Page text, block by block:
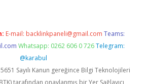
E-mail: backlinkpaneli@gmail.com Teams:
Whatsapp: 0262 606 0 726 Telegram:
@karabul
Sayılı Kanun gereğince Bilgi Teknolojileri
tarafından onaylanmış bir Yer Sağlayıcı